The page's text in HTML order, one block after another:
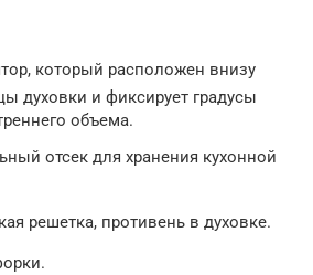
который расположен внизу
духовки и фиксирует градусы
объема.
отсек для хранения кухонной
решетка, противень в духовке.